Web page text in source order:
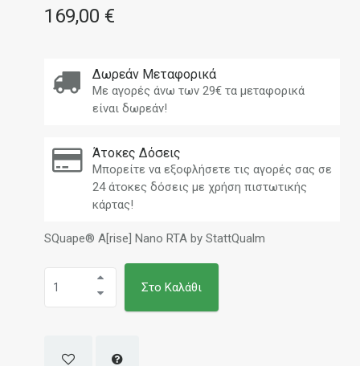
169,00 €
Δωρεάν Μεταφορικά
Με αγορές άνω των 29€ τα μεταφορικά
είναι δωρεάν!
Άτοκες Δόσεις
Μπορείτε να εξοφλήσετε τις αγορές σας σε
24 άτοκες δόσεις με χρήση πιστωτικής
κάρτας!
SQuape® A[rise] Nano RTA by StattQualm
Στο Καλάθι